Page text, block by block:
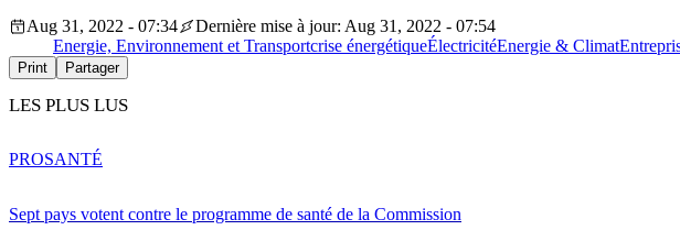
Aug 31, 2022 - 07:34
Dernière mise à jour: Aug 31, 2022 - 07:54
Energie, Environnement et Transportcrise énergétiqueÉlectricitéEnergie & Climat
Print Partager
LES PLUS LUS
Sept pays votent contre le programme de santé de la Commission
PROSANTÉ